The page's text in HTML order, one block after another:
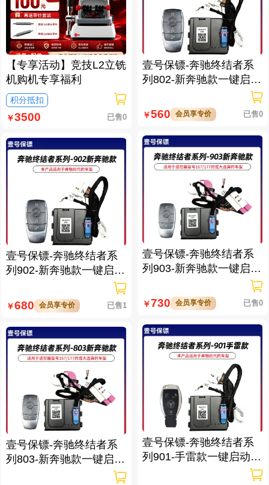
【专享活动】竞技L2立铣
机购机专享福利
积分抵扣
￥3500 已售0
壹号保镖-奔驰终结者系
列902-新奔驰款一键启动
￥680 会员享专价 已售1
壹号保镖-奔驰终结者系
列803-新奔驰款一键启动
壹号保镖-奔驰终结者系
列802-新奔驰款一键启动
￥560 会员享专价 已售0
壹号保镖-奔驰终结者系
列903-新奔驰款一键启动
￥730 会员享专价 已售0
壹号保镖-奔驰终结者系
列901-手雷款一键启动带